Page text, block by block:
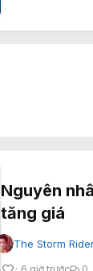
Nguyên
tăng giá
The Storm